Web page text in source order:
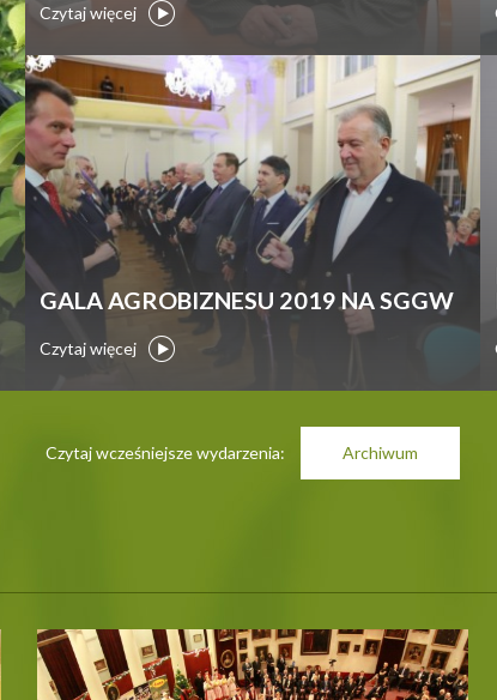
Czytaj więcej
GALA AGROBIZNESU 2019 NA SGGW
Czytaj więcej
Czytaj wcześniejsze wydarzenia: Archiwum